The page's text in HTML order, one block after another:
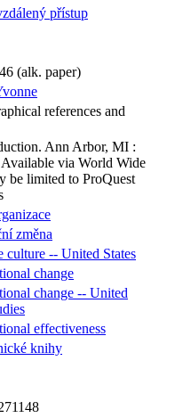
přístup
(alk. paper)
references and
Ann Arbor, MI :
via World Wide
be limited to ProQuest
změna
culture -- United States
change
change -- United
effectiveness
knihy